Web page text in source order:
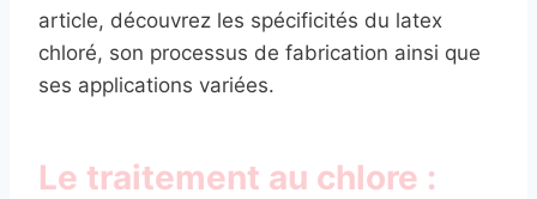
article, découvrez les spécificités du latex
chloré, son processus de fabrication ainsi que
ses applications variées.
Le traitement au chlore :